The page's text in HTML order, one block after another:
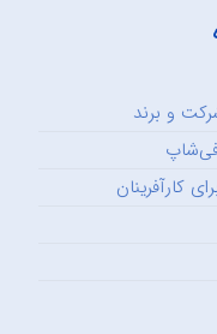
و برند
کارآفرینان